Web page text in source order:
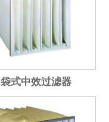
袋式中效过滤器